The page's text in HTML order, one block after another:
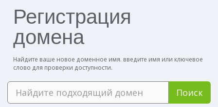
Регистрация
домена
Найдите ваше новое доменное имя. введите имя или ключевое
слово для проверки доступности.
Поиск